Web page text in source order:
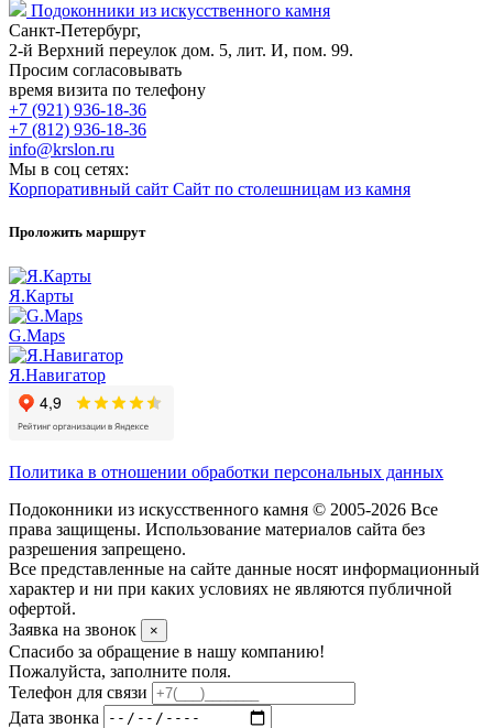
Подоконники из искусственного камня
Санкт-Петербург,
2-й Верхний переулок дом. 5, лит. И, пом. 99.
Просим согласовывать
время визита по телефону
+7 (921) 936-18-36
+7 (812) 936-18-36
info@krslon.ru
Мы в соц сетях:
Корпоративный сайт Сайт по столешницам из камня
Проложить маршрут
Я.Карты
G.Maps
Я.Навигатор
Политика в отношении обработки персональных данных
Подоконники из искусственного камня © 2005-2026 Все
права защищены. Использование материалов сайта без
разрешения запрещено.
Все представленные на сайте данные носят информационный
характер и ни при каких условиях не являются публичной
офертой.
Заявка на звонок
×
Спасибо за обращение в нашу компанию!
Пожалуйста, заполните поля.
Телефон для связи
Дата звонка